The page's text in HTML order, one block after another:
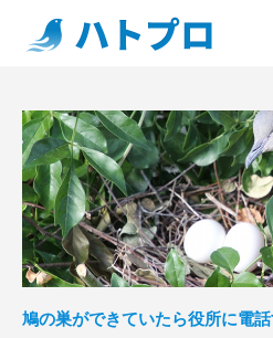
鳩の巣ができていたら役所に電